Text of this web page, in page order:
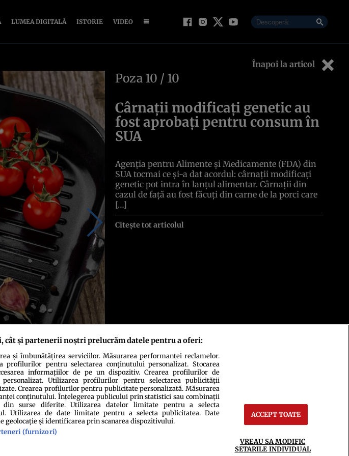
LUMEA DIGITALĂ ISTORIE VIDEO
Înapoi la articol
Poza 10 / 10
Cârnații modificați genetic au
fost aprobați pentru consum în
SUA
Agenția pentru Alimente și Medicamente (FDA) din
SUA tocmai ce și-a dat acordul: cârnații modificați
genetic pot intra în lanțul alimentar. Cârnații din
cazul de față au fost făcuți din carne de la porci care
[…]
Citește tot articolul
şi condiţiiEchipa redacțională
cât și partenerii noștri prelucrăm datele pentru a oferi:
și îmbunătățirea serviciilor. Măsurarea performanței reclamelor.
profilurilor pentru selectarea conținutului personalizat. Stocarea
informațiilor de pe un dispozitiv. Crearea profilurilor de
personalizat. Utilizarea profilurilor pentru selectarea publicității
Crearea profilurilor pentru publicitate personalizată. Măsurarea
conținutului. Înțelegerea publicului prin statistici sau combinații
din surse diferite. Utilizarea datelor limitate pentru a selecta
Utilizarea de date limitate pentru a selecta publicitatea. Date
geolocație și identificarea prin scanarea dispozitivului.
(furnizori)
ACCEPT TOATE
VREAU SA MODIFIC
SETARILE INDIVIDUAL